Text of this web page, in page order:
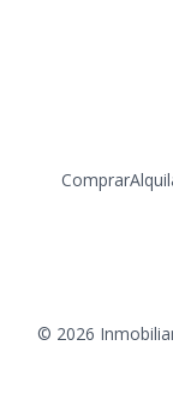
Comprar
© 2026